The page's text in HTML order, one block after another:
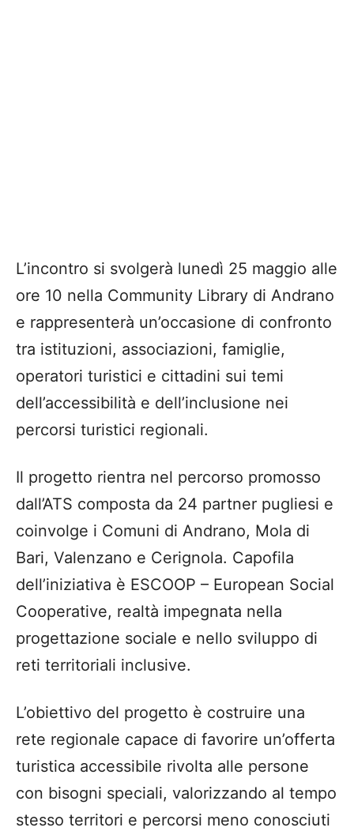
L’incontro si svolgerà lunedì 25 maggio alle
ore 10 nella Community Library di Andrano
e rappresenterà un’occasione di confronto
tra istituzioni, associazioni, famiglie,
operatori turistici e cittadini sui temi
dell’accessibilità e dell’inclusione nei
percorsi turistici regionali.
Il progetto rientra nel percorso promosso
dall’ATS composta da 24 partner pugliesi e
coinvolge i Comuni di Andrano, Mola di
Bari, Valenzano e Cerignola. Capofila
dell’iniziativa è ESCOOP – European Social
Cooperative, realtà impegnata nella
progettazione sociale e nello sviluppo di
reti territoriali inclusive.
L’obiettivo del progetto è costruire una
rete regionale capace di favorire un’offerta
turistica accessibile rivolta alle persone
con bisogni speciali, valorizzando al tempo
stesso territori e percorsi meno conosciuti